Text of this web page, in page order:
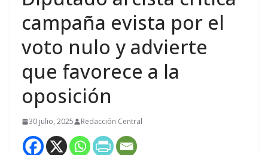
campaña evista por el
voto nulo y advierte
que favorece a la
oposición
30 julio, 2025 Redacción Central